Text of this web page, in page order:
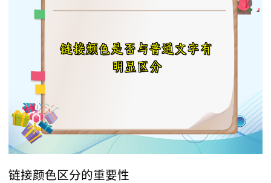
链接颜色区分的重要性